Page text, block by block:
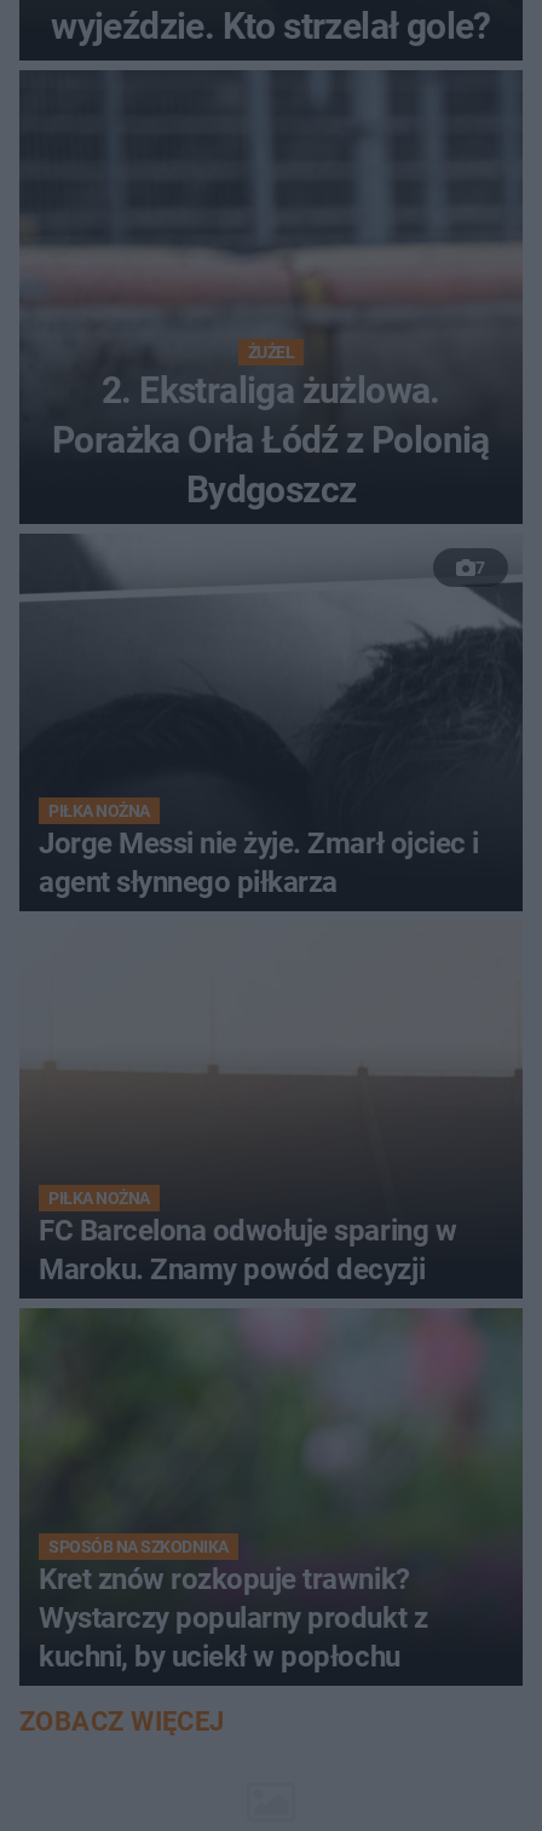
wyjeździe. Kto strzelał gole?
ŻUŻEL
2. Ekstraliga żużlowa.
Porażka Orła Łódź z Polonią
Bydgoszcz
7
PIŁKA NOŻNA
Jorge Messi nie żyje. Zmarł ojciec i
agent słynnego piłkarza
PIŁKA NOŻNA
FC Barcelona odwołuje sparing w
Maroku. Znamy powód decyzji
SPOSÓB NA SZKODNIKA
Kret znów rozkopuje trawnik?
Wystarczy popularny produkt z
kuchni, by uciekł w popłochu
ZOBACZ WIĘCEJ